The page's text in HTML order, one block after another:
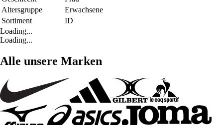
Altersgruppe
Erwachsene
Sortiment
ID
Loading...
Loading...
Alle unsere Marken